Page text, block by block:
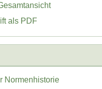
als PDF
Normenhistorie